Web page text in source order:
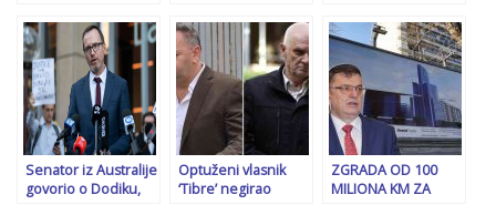
“Nakon što se na
zvaničnim
sastancima
naspavao, Crveni
Kombi kaže da ću
dobiti…”
televiziji, zbunio se i
otkrio da Nikšić
svjesno obmanjuje
javnost po pitanju
izbornog zakona!
kanton stavio van
snage dva
federalna zakona…
Senator iz Australije
govorio o Dodiku,
Optuženi vlasnik
‘Tibre’ negirao
ZGRADA OD 100
MILIONA KM ZA